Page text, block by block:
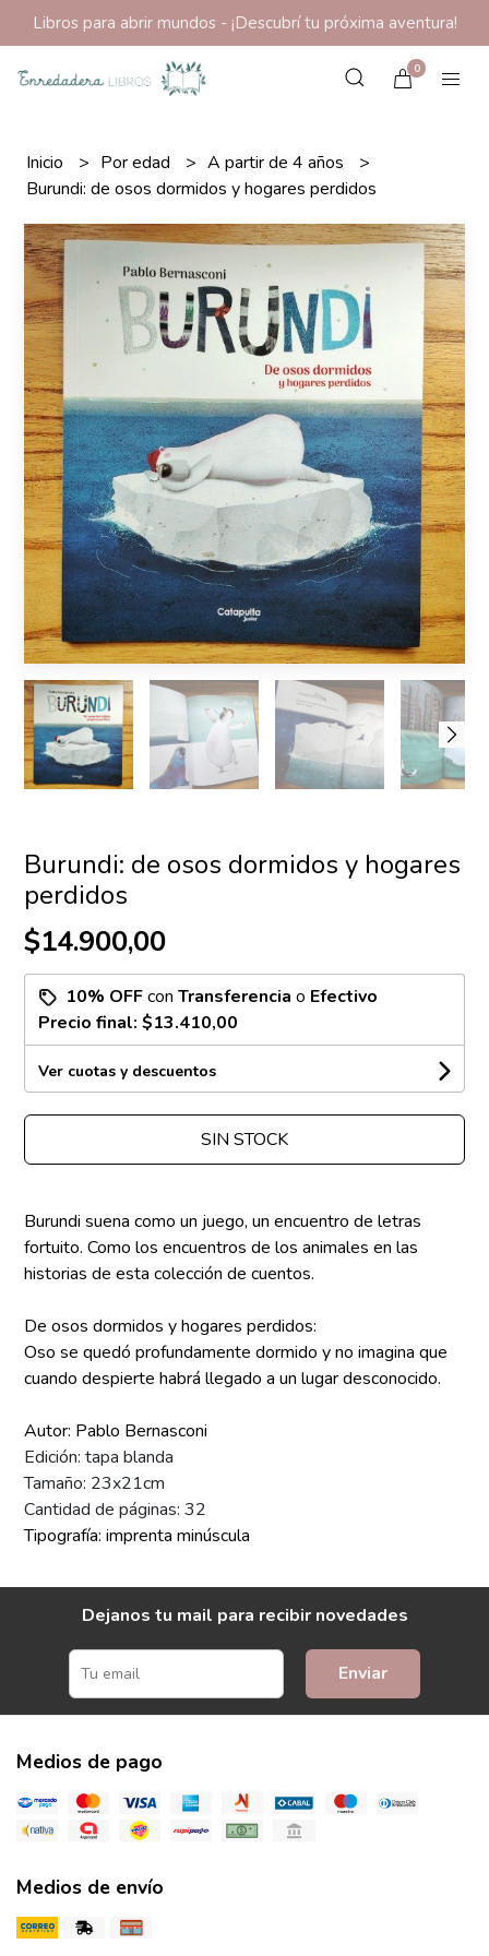
Libros para abrir mundos - ¡Descubrí tu próxima aventura!
0
Inicio Por edad
A partir de 4 años
Burundi: de osos dormidos y hogares perdidos
Burundi: de osos dormidos y hogares
perdidos
$14.900,00
10% OFFconTransferencia o Efectivo
Precio final:$13.410,00
Ver cuotas y descuentos
SIN STOCK
Burundi suena como un juego, un encuentro de letras
fortuito. Como los encuentros de los animales en las
historias de esta colección de cuentos.
De osos dormidos y hogares perdidos:
Oso se quedó profundamente dormido y no imagina que
cuando despierte habrá llegado a un lugar desconocido.
Autor: Pablo Bernasconi
Edición: tapa blanda
Tamaño: 23x21cm
Cantidad de páginas: 32
Tipografía: imprenta minúscula
Dejanos tu mail para recibir novedades
Enviar
Medios de pago
Medios de envío